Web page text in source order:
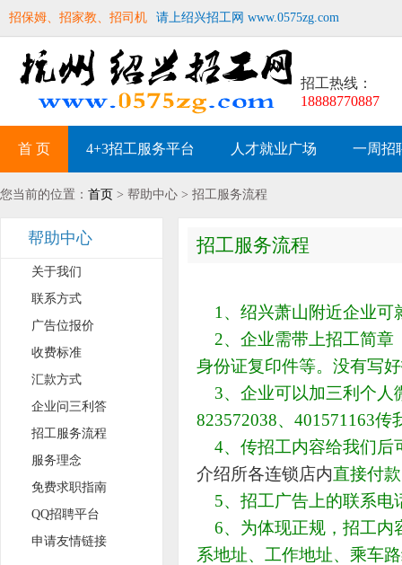
招保姆、招家教、招司机 请上绍兴招工网 www.0575zg.com
招工热线：
18888770887
首 页 4+3招工服务平台 人才就业广场 一周招
您当前的位置： 首页 > 帮助中心 > 招工服务流程
帮助中心
关于我们
联系方式
广告位报价
收费标准
汇款方式
企业问三利答
招工服务流程
服务理念
免费求职指南
QQ招聘平台
申请友情链接
招工服务流程
1、绍兴萧山附近企业可
2、企业需带上招工简章
身份证复印件等。没有写
3、企业可以加三利个人
823572038、401571163
4、传招工内容给我们后
介绍所各连锁店内直接付
5、招工广告上的联系电
6、为体现正规，招工内
系地址、工作地址、乘车